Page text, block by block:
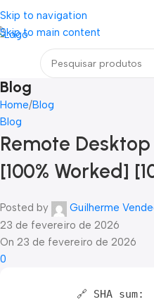
Skip to navigation
Skip to main content
Loja mundial online de Obras de Arte
Blog
Home Blog
Blog
Remote
[100% Worked]
Posted by
Guilherme
23 de fevereiro de 2026
On 23 de fevereiro de 2026
0
🔗 SHA sum: